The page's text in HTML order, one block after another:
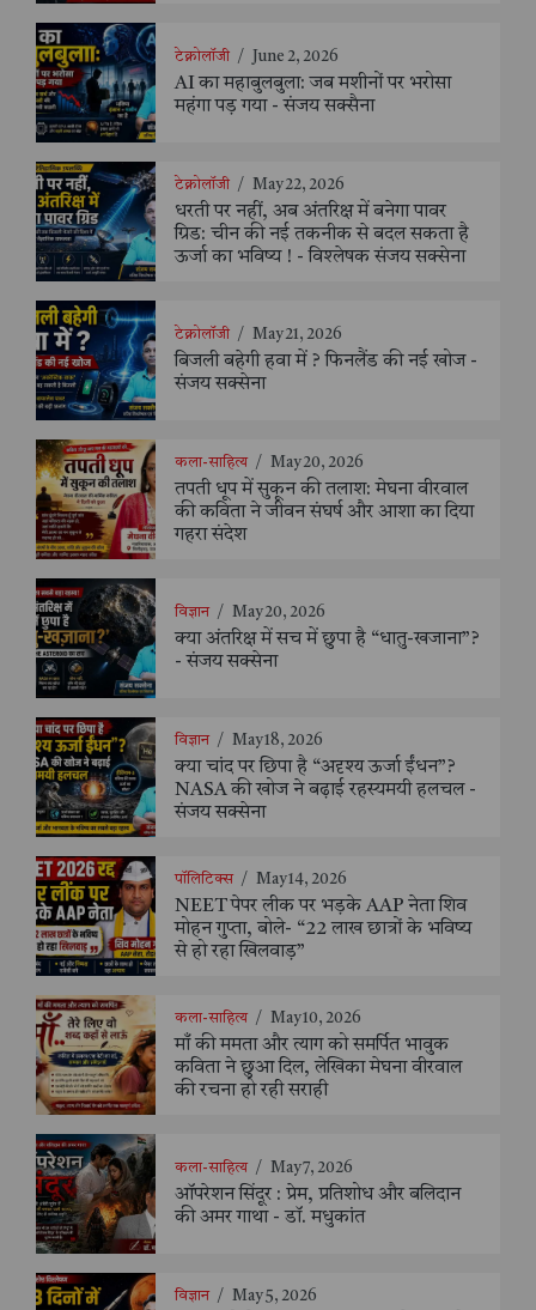
टेक्नोलॉजी / June 2, 2026
AI का महाबुलबुला: जब मशीनों पर भरोसा
महंगा पड़ गया - संजय सक्सैना
टेक्नोलॉजी / May 22, 2026
धरती पर नहीं, अब अंतरिक्ष में बनेगा पावर
ग्रिड: चीन की नई तकनीक से बदल सकता है
ऊर्जा का भविष्य ! - विश्लेषक संजय सक्सेना
टेक्नोलॉजी / May 21, 2026
बिजली बहेगी हवा में ? फिनलैंड की नई खोज -
संजय सक्सेना
कला-साहित्य / May 20, 2026
तपती धूप में सुकून की तलाश: मेघना वीरवाल
की कविता ने जीवन संघर्ष और आशा का दिया
गहरा संदेश
विज्ञान / May 20, 2026
क्या अंतरिक्ष में सच में छुपा है “धातु-खजाना”?
- संजय सक्सेना
विज्ञान / May 18, 2026
क्या चांद पर छिपा है “अदृश्य ऊर्जा ईंधन”?
NASA की खोज ने बढ़ाई रहस्यमयी हलचल -
संजय सक्सेना
पॉलिटिक्स / May 14, 2026
NEET पेपर लीक पर भड़के AAP नेता शिव
मोहन गुप्ता, बोले- “22 लाख छात्रों के भविष्य
से हो रहा खिलवाड़”
कला-साहित्य / May 10, 2026
माँ की ममता और त्याग को समर्पित भावुक
कविता ने छुआ दिल, लेखिका मेघना वीरवाल
की रचना हो रही सराही
कला-साहित्य / May 7, 2026
ऑपरेशन सिंदूर : प्रेम, प्रतिशोध और बलिदान
की अमर गाथा - डॉ. मधुकांत
विज्ञान / May 5, 2026